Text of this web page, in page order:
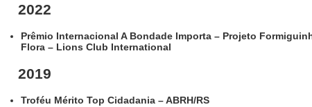
2022
Prêmio Internacional A Bondade Importa – Projeto
Flora – Lions Club International
2019
Troféu Mérito Top Cidadania – ABRH/RS